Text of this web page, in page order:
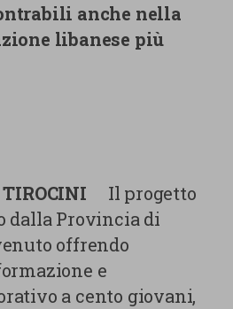
anche nella
libanese più
Il progetto
dalla Provincia di
offrendo
e
a cento giovani,